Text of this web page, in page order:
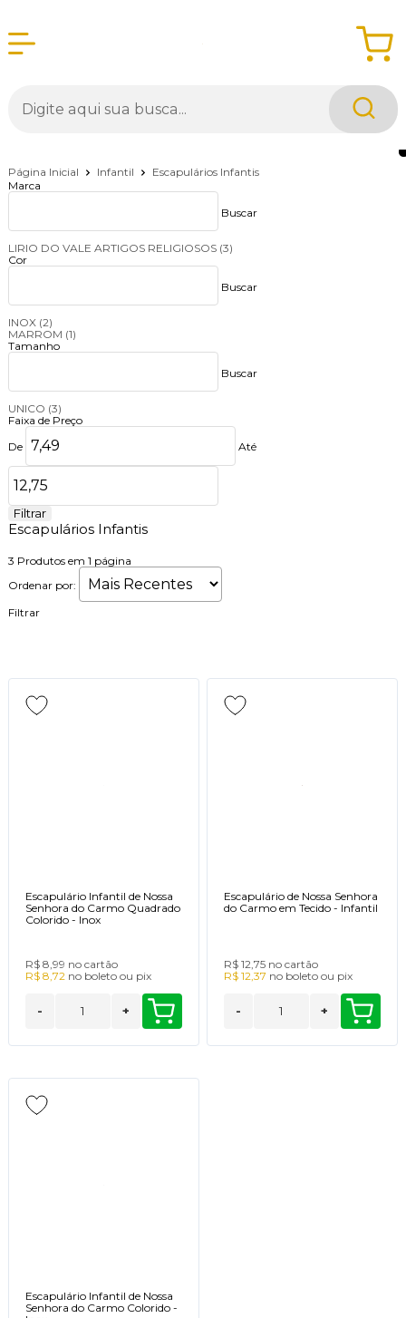
Página Inicial Infantil
Escapulários Infantis
Marca
Buscar
LIRIO DO VALE ARTIGOS RELIGIOSOS (3)
Cor
Buscar
INOX (2)
MARROM (1)
Tamanho
Buscar
UNICO (3)
Faixa de Preço
De
Até
Filtrar
Escapulários Infantis
3 Produtos em 1 página
Ordenar por:
Filtrar
Escapulário Infantil de Nossa
Senhora do Carmo Quadrado
Colorido - Inox
R$ 8,99 no cartão
R$ 8,72 no boletoou pix
- +
Escapulário de Nossa Senhora
do Carmo em Tecido - Infantil
R$ 12,75 no cartão
R$ 12,37 no boleto ou pix
- +
Escapulário Infantil de Nossa
Senhora do Carmo Colorido -